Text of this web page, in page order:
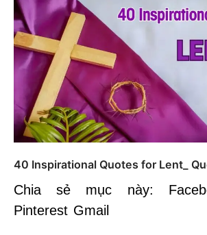
40 Inspirational Quotes for Lent_
Chia sẻ mục này:
Pinterest Gmail